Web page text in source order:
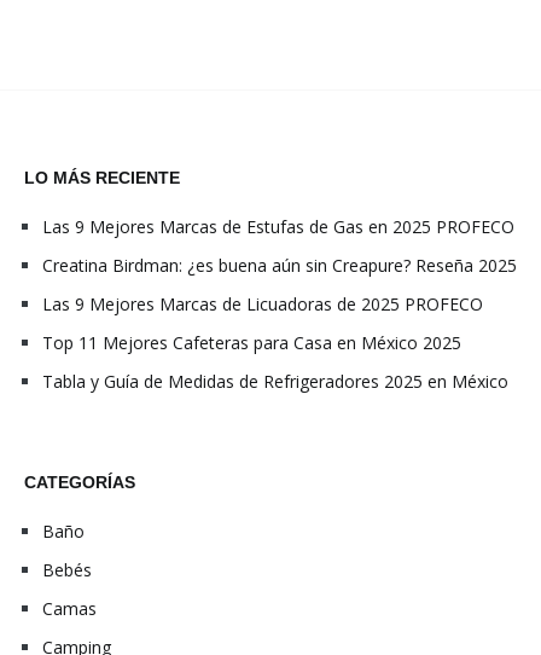
LO MÁS RECIENTE
Las 9 Mejores Marcas de Estufas de Gas en 2025 PROFECO
Creatina Birdman: ¿es buena aún sin Creapure? Reseña 2025
Las 9 Mejores Marcas de Licuadoras de 2025 PROFECO
Top 11 Mejores Cafeteras para Casa en México 2025
Tabla y Guía de Medidas de Refrigeradores 2025 en México
CATEGORÍAS
Baño
Bebés
Camas
Camping